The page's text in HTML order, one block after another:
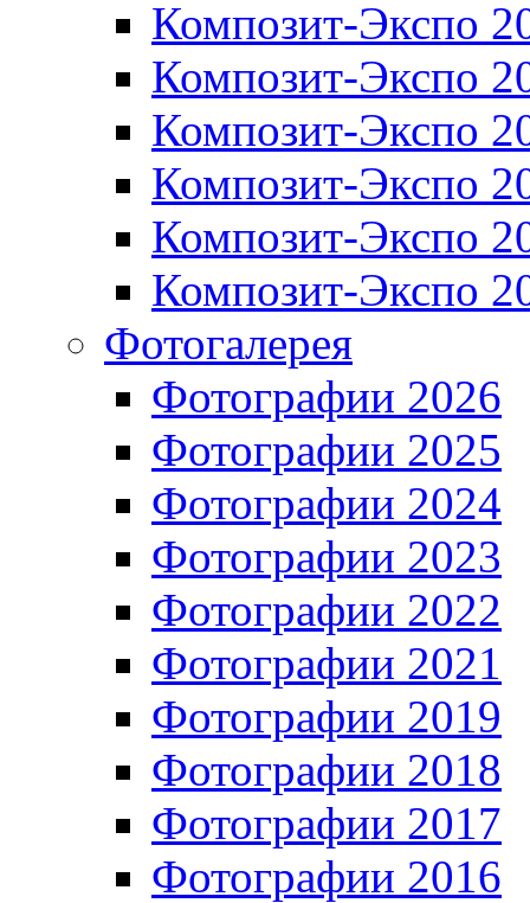
Композит-Экспо
Композит-Экспо
Композит-Экспо
Композит-Экспо
Композит-Экспо
Композит-Экспо
Фотогалерея
Фотографии 2026
Фотографии 2025
Фотографии 2024
Фотографии 2023
Фотографии 2022
Фотографии 2021
Фотографии 2019
Фотографии 2018
Фотографии 2017
Фотографии 2016